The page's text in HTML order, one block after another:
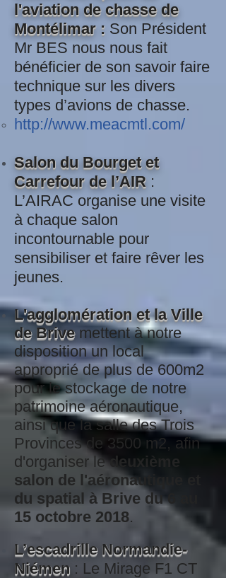
l'aviation de chasse de
Montélimar : Son Président
Mr BES nous nous fait
bénéficier de son savoir faire
technique sur les divers
types d’avions de chasse.
http://www.meacmtl.com/
Salon du Bourget et
Carrefour de l’AIR :
L’AIRAC organise une visite
à chaque salon
incontournable pour
sensibiliser et faire rêver les
jeunes.
L'agglomération et la Ville
de Brive mettent à notre
disposition un local
approprié de plus de 600m2
pour le stockage de notre
patrimoine aéronautique,
ainsi que la salle des Trois
Provinces de 3500 m2, afin
d'organiser ledeuxième
salon de l'aéronautique et
du spatial à Brive du 6 au
15 octobre 2018.
L’escadrille Normandie-
Niémen : Le Mirage F1 CT